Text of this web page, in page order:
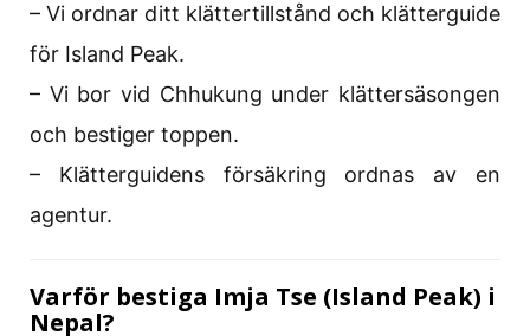
– Vi ordnar ditt klättertillstånd och klätterguide
för Island Peak.
– Vi bor vid Chhukung under klättersäsongen
och bestiger toppen.
– Klätterguidens försäkring ordnas av en
agentur.
Varför bestiga Imja Tse (Island Peak) i
Nepal?